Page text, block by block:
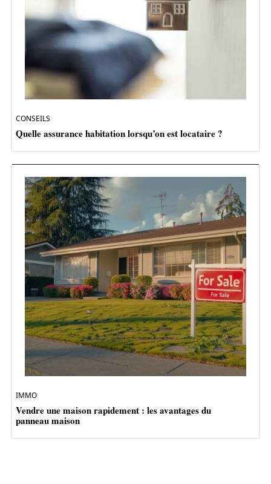
CONSEILS
Quelle assurance habitation lorsqu’on est locataire ?
IMMO
Vendre une maison rapidement : les avantages du
panneau maison